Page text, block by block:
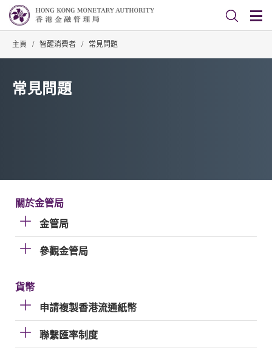
主頁 / 智醒消費者 / 常見問題
常見問題
關於金管局
金管局
參觀金管局
貨幣
申請複製香港流通紙幣
聯繫匯率制度